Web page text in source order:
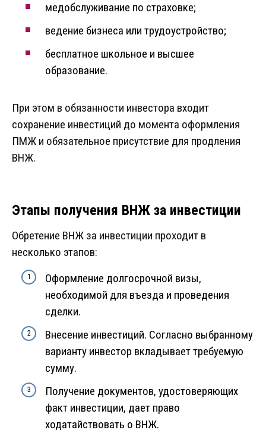
медобслуживание по страховке;
ведение бизнеса или трудоустройство;
бесплатное школьное и высшее
образование.
При этом в обязанности инвестора входит
сохранение инвестиций до момента оформления
ПМЖ и обязательное присутствие для продления
ВНЖ.
Этапы получения ВНЖ за инвестиции
Обретение ВНЖ за инвестиции проходит в
несколько этапов:
Оформление долгосрочной визы,
необходимой для въезда и проведения
сделки.
Внесение инвестиций. Согласно выбранному
варианту инвестор вкладывает требуемую
сумму.
Получение документов, удостоверяющих
факт инвестиции, дает право
ходатайствовать о ВНЖ.